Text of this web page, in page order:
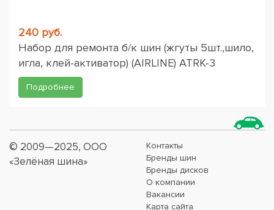
240 руб.
Набор для ремонта б/к шин (жгуты 5шт.,шило,
игла, клей-активатор) (AIRLINE) ATRK-3
Подробнее
© 2009—2025, ООО
«Зелёная шина»
Контакты
Бренды шин
Бренды дисков
О компании
Вакансии
Карта сайта